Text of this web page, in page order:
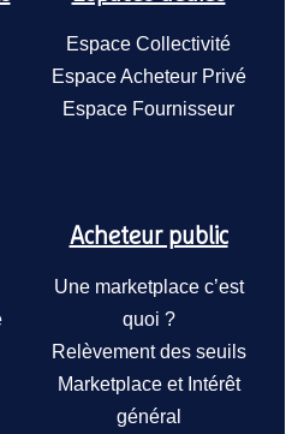
Espace Collectivité
Espace Acheteur Privé
Espace Fournisseur
Acheteur public
Une marketplace c’est
quoi ?
Relèvement des seuils
Marketplace et Intérêt
général